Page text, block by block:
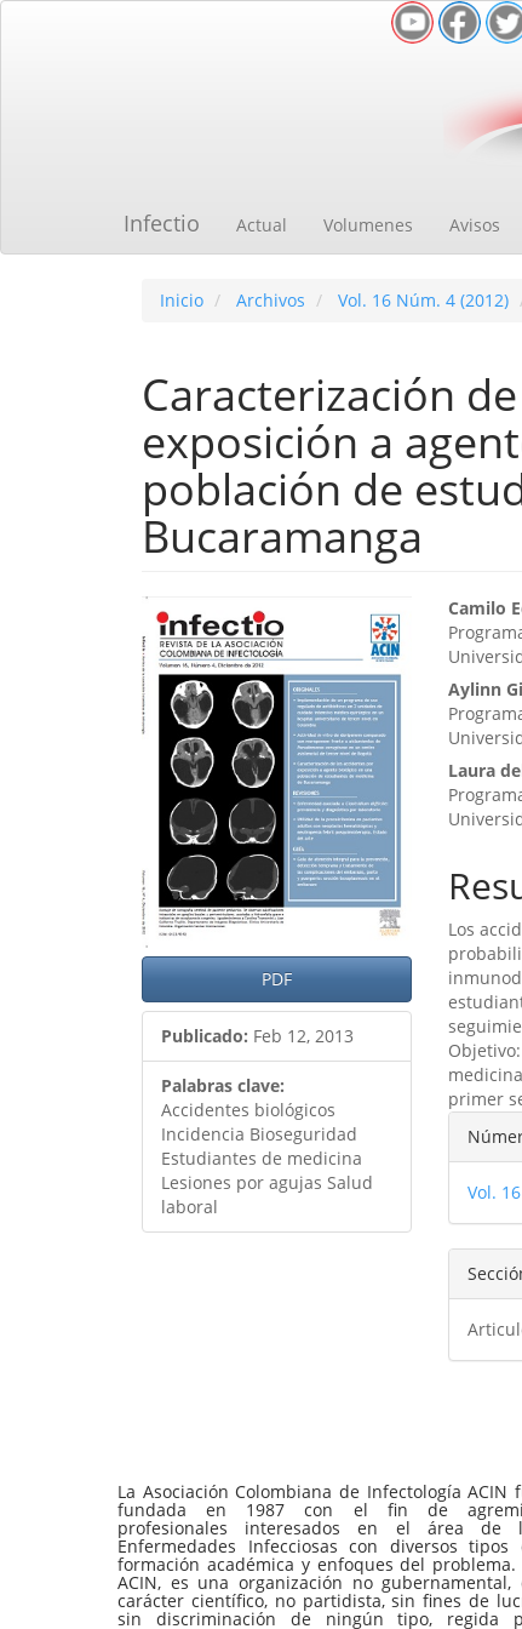
Infectio Actual Volumenes Avisos
Inicio Archivos Vol. 16 Núm. 4 (2012)
Caracterización
exposición a
población de
Bucaramanga
Barra
lateral
del
artículo
PDF
Publicado: Feb 12, 2013
Palabras clave:
Accidentes biológicos
Incidencia Bioseguridad
Estudiantes de medicina
Lesiones por agujas Salud
laboral
del
Camilo
Aylinn
Laura
Los
primer
del
Vol.
La Asociación Colombiana de Infectología ACIN
fundada en 1987 con el fin de
profesionales interesados en el área de
Enfermedades Infecciosas con diversos tipos
formación académica y enfoques del problema.
ACIN, es una organización no gubernamental,
carácter científico, no partidista, sin fines de
sin discriminación de ningún tipo, regida